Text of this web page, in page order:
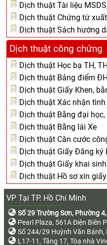
Dịch thuật Tài liệu
Dịch thuật Chứng từ
Dịch thuật Sách hướng
Dịch thuật công chứng
Dịch thuật Học bạ TH,
Dịch thuật Bảng điểm
Dịch thuật Giấy Khen,
Dịch thuật Xác nhận
Dịch thuật Bằng đại
Dịch thuật Bằng lái Xe
Dịch thuật Căn cước
Dịch thuật Giấy Đăng ký
Dịch thuật Giấy khai sinh
Dịch thuật Hồ sơ xin
VP Tại TP. Hồ Chí Minh
Số 29 Trường Sơn, Phường
Pearl Plaza, 561A Điện Biên
Số 244/29 Huỳnh Văn
L17-11, Tầng 17, Tòa nhà